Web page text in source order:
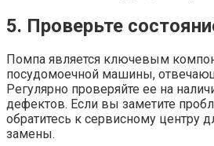
5. Проверьте
Помпа является ключевым
посудомоечной машины,
Регулярно проверяйте ее на
дефектов. Если вы заметите
обратитесь к сервисному центру
замены.